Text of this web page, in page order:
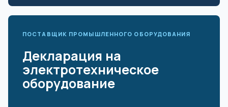
ПОСТАВЩИК ПРОМЫШЛЕННОГО ОБОРУДОВАНИЯ
Декларация на
электротехническое
оборудование